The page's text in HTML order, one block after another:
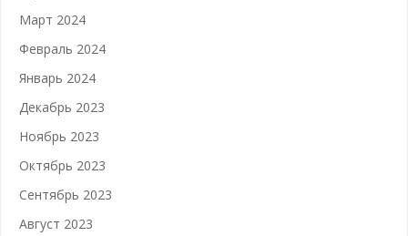
Март 2024
Февраль 2024
Январь 2024
Декабрь 2023
Ноябрь 2023
Октябрь 2023
Сентябрь 2023
Август 2023